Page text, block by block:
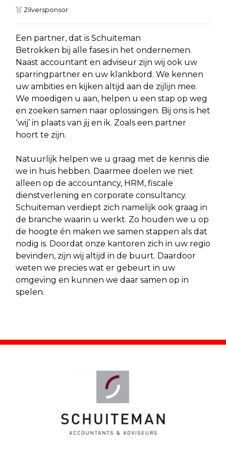
Zilversponsor
Een partner, dat is Schuiteman
Betrokken bij alle fases in het ondernemen.
Naast accountant en adviseur zijn wij ook uw
sparringpartner en uw klankbord. We kennen
uw ambities en kijken altijd aan de zijlijn mee.
We moedigen u aan, helpen u een stap op weg
en zoeken samen naar oplossingen. Bij ons is het
‘wij’ in plaats van jij en ik. Zoals een partner
hoort te zijn.
Natuurlijk helpen we u graag met de kennis die
we in huis hebben. Daarmee doelen we niet
alleen op de accountancy, HRM, fiscale
dienstverlening en corporate consultancy.
Schuiteman verdiept zich namelijk ook graag in
de branche waarin u werkt. Zo houden we u op
de hoogte én maken we samen stappen als dat
nodig is. Doordat onze kantoren zich in uw regio
bevinden, zijn wij altijd in de buurt. Daardoor
weten we precies wat er gebeurt in uw
omgeving en kunnen we daar samen op in
spelen.